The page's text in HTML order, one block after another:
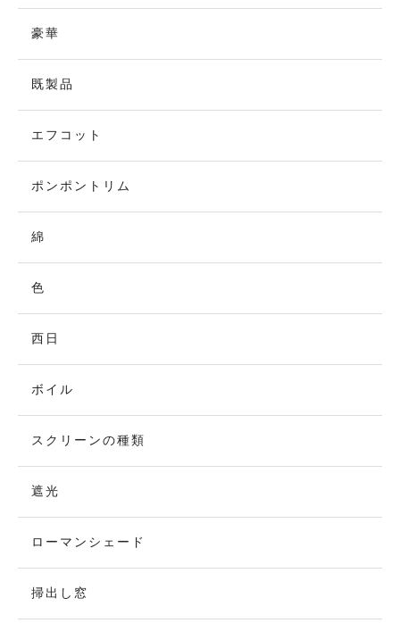
豪華
既製品
エフコット
ポンポントリム
綿
色
西日
ボイル
スクリーンの種類
遮光
ローマンシェード
掃出し窓